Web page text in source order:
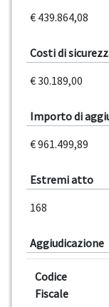
€ 439.864,08
Costi di
€ 30.189,00
Importo di
€ 961.499,89
Estremi atto
168
Aggiudicazione
Codice
Fiscale